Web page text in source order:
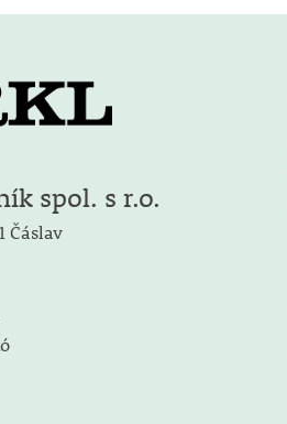
spol. s r.o.
Čáslav